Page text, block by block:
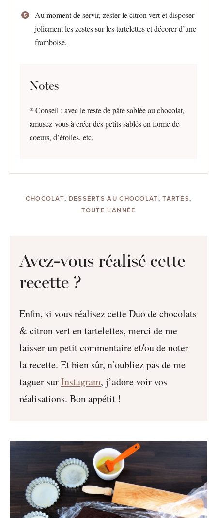
Au moment de servir, zester le citron vert et disposer
joliement les zestes sur les tartelettes et décorer d’une
framboise.
Notes
* Conseil : avec le reste de pâte sablée au chocolat,
amusez-vous à créer des petits sablés en forme de
coeurs, d’étoiles, etc.
CHOCOLAT, DESSERTS AU CHOCOLAT,TARTES,
TOUTE L'ANNÉE
Avez-vous réalisé cette
recette ?
Enfin, si vous réalisez cette Duo de chocolats
& citron vert en tartelettes, merci de me
laisser un petit commentaire et/ou de noter
la recette. Et bien sûr, n’oubliez pas de me
taguer surInstagram, j’adore voir vos
réalisations. Bon appétit !